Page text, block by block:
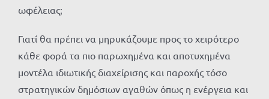
ωφέλειας;
Γιατί θα πρέπει να μηρυκάζουμε προς το χειρότερο
κάθε φορά τα πιο παρωχημένα και αποτυχημένα
μοντέλα ιδιωτικής διαχείρισης και παροχής τόσο
στρατηγικών δημόσιων αγαθών όπως η ενέργεια και